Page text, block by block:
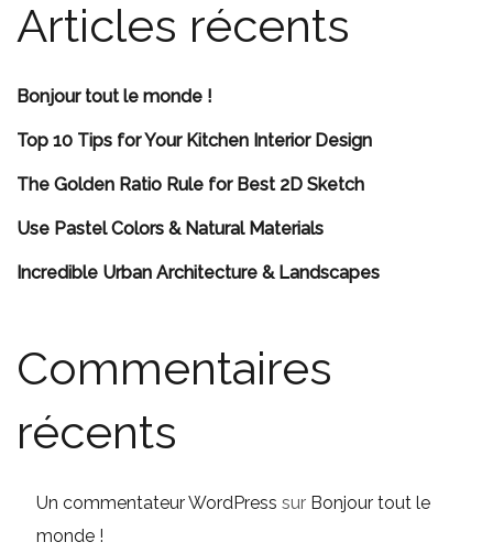
Articles récents
Bonjour tout le monde !
Top 10 Tips for Your Kitchen Interior Design
The Golden Ratio Rule for Best 2D Sketch
Use Pastel Colors & Natural Materials
Incredible Urban Architecture & Landscapes
Commentaires
récents
Un commentateur WordPress sur Bonjour tout le
monde !